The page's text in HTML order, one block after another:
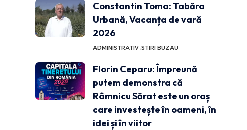
Constantin Toma: Tabăra
Urbană, Vacanța de vară
2026
ADMINISTRATIV STIRI BUZAU
Florin Ceparu: Împreună
putem demonstra că
Râmnicu Sărat este un oraș
care investește în oameni, în
idei și în viitor